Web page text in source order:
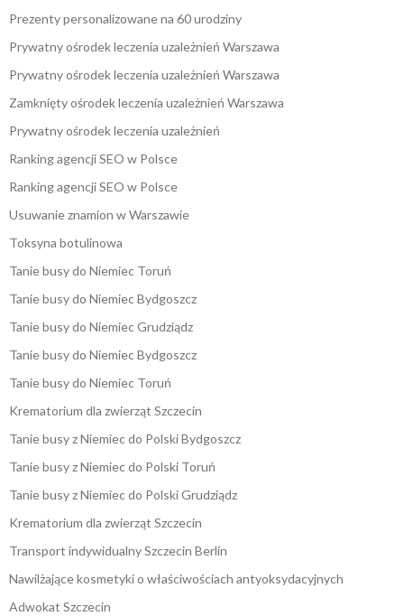
Prezenty personalizowane na 60 urodziny
Prywatny ośrodek leczenia uzależnień Warszawa
Prywatny ośrodek leczenia uzależnień Warszawa
Zamknięty ośrodek leczenia uzależnień Warszawa
Prywatny ośrodek leczenia uzależnień
Ranking agencji SEO w Polsce
Ranking agencji SEO w Polsce
Usuwanie znamion w Warszawie
Toksyna botulinowa
Tanie busy do Niemiec Toruń
Tanie busy do Niemiec Bydgoszcz
Tanie busy do Niemiec Grudziądz
Tanie busy do Niemiec Bydgoszcz
Tanie busy do Niemiec Toruń
Krematorium dla zwierząt Szczecin
Tanie busy z Niemiec do Polski Bydgoszcz
Tanie busy z Niemiec do Polski Toruń
Tanie busy z Niemiec do Polski Grudziądz
Krematorium dla zwierząt Szczecin
Transport indywidualny Szczecin Berlin
Nawilżające kosmetyki o właściwościach antyoksydacyjnych
Adwokat Szczecin